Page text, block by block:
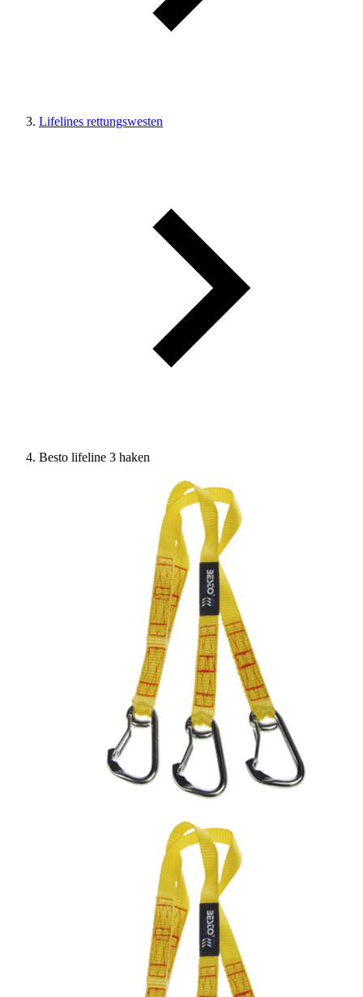
Lifelines rettungswesten
Besto lifeline 3 haken